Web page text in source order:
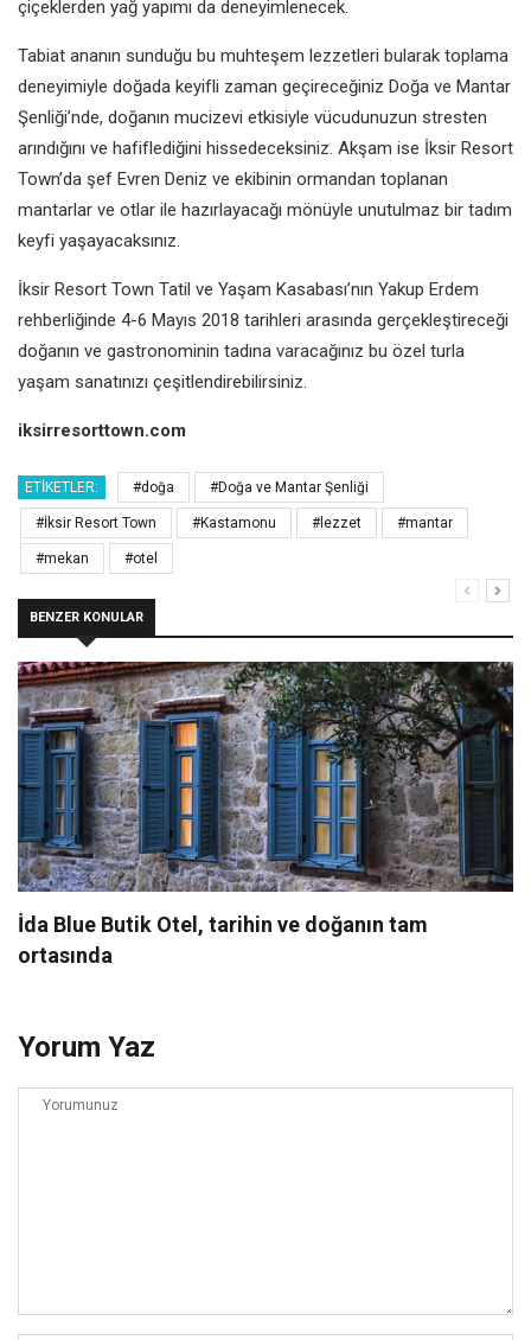
çiçeklerden yağ yapımı da deneyimlenecek.
Tabiat ananın sunduğu bu muhteşem lezzetleri bularak toplama
deneyimiyle doğada keyifli zaman geçireceğiniz Doğa ve Mantar
Şenliği’nde, doğanın mucizevi etkisiyle vücudunuzun stresten
arındığını ve hafiflediğini hissedeceksiniz. Akşam ise İksir Resort
Town’da şef Evren Deniz ve ekibinin ormandan toplanan
mantarlar ve otlar ile hazırlayacağı mönüyle unutulmaz bir tadım
keyfi yaşayacaksınız.
İksir Resort Town Tatil ve Yaşam Kasabası’nın Yakup Erdem
rehberliğinde 4-6 Mayıs 2018 tarihleri arasında gerçekleştireceği
doğanın ve gastronominin tadına varacağınız bu özel turla
yaşam sanatınızı çeşitlendirebilirsiniz.
iksirresorttown.com
ETIKETLER: #doğa #Doğa ve Mantar Şenliği
#İksir Resort Town #Kastamonu #lezzet #mantar
#mekan #otel
BENZER KONULAR
İda Blue Butik Otel, tarihin ve doğanın tam
ortasında
Yorum Yaz